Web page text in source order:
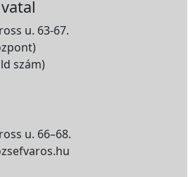
u. 63-67.
szám)
u. 66–68.